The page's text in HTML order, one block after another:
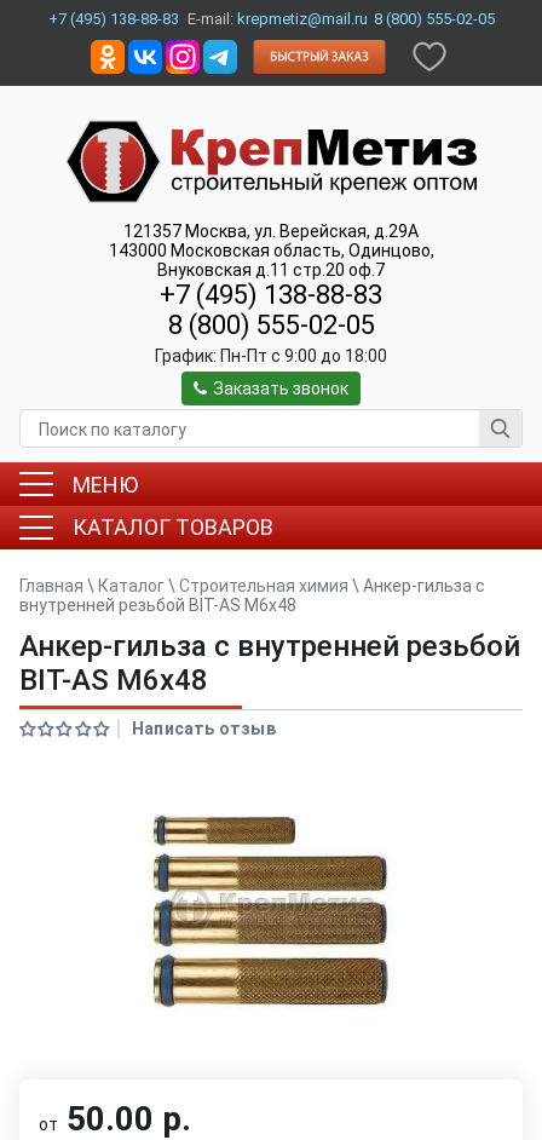
+7 (495) 138-88-83 E-mail: krepmetiz@mail.ru 8 (800) 555-02-05
121357 Москва, ул. Верейская, д.29А
143000 Московская область, Одинцово,
Внуковская д.11 стр.20 оф.7
+7 (495) 138-88-83
8 (800) 555-02-05
График: Пн-Пт c 9:00 до 18:00
Заказать звонок
МЕНЮ
КАТАЛОГ ТОВАРОВ
Главная \ Каталог\ Строительная химия \ Анкер-гильза с
внутренней резьбой BIT-AS М6х48
Анкер-гильза с внутренней резьбой
BIT-AS М6х48
Написать отзыв
от 50.00 р.